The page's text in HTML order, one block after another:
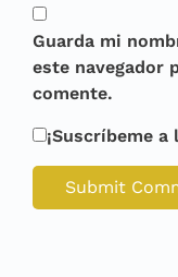
Guarda mi
este navegador
comente.
¡Suscríbeme